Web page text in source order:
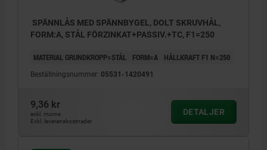
SPÄNNLÅS MED SPÄNNBYGEL, DOLT SKRUVHÅL,
FORM:A, STÅL FÖRZINKAT+PASSIV.+TC, F1=250
MATERIAL GRUNDKROPP=STÅL FORM=A HÅLLKRAFT F1 N=250
Beställningsnummer: 05531-1420491
9,36 kr
exkl. moms
Exkl. leveranskostnader
DETALJER